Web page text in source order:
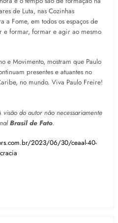
de Luta, nas Cozinhas
a Fome, em todos os espaços de
formar, formar e agir ao mesmo
e Movimento, mostram que Paulo
presentes e atuantes no
no mundo. Viva Paulo Freire!
do autor não necessariamente
Brasil de Fato.
2023/06/30/ceaal-40-